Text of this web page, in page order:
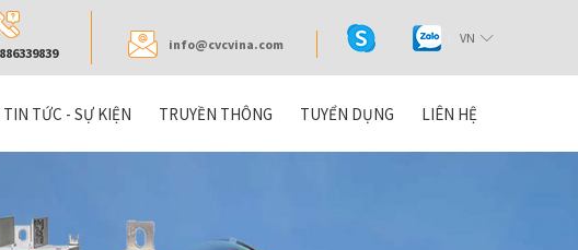
info@cvcvina.com VN
TIN TỨC - SỰ KIỆN TRUYỀN THÔNG TUYỂN DỤNG LIÊN HỆ